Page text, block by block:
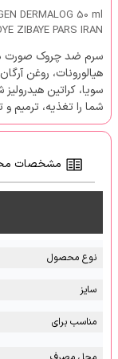
DERMALOG 50 ml
ZIBAYE PARS IRAN
سرم ضد چروک صورت
هیالورونات، روغن
سویا، کراتین
شما را تغذیه، ترمیم
مشخصات
نوع محصول
سایز
مناسب برای